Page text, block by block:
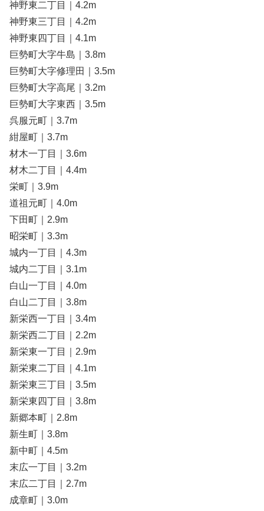
神野東二丁目｜4.2m
神野東三丁目｜4.2m
神野東四丁目｜4.1m
巨勢町大字牛島｜3.8m
巨勢町大字修理田｜3.5m
巨勢町大字高尾｜3.2m
巨勢町大字東西｜3.5m
呉服元町｜3.7m
紺屋町｜3.7m
材木一丁目｜3.6m
材木二丁目｜4.4m
栄町｜3.9m
道祖元町｜4.0m
下田町｜2.9m
昭栄町｜3.3m
城内一丁目｜4.3m
城内二丁目｜3.1m
白山一丁目｜4.0m
白山二丁目｜3.8m
新栄西一丁目｜3.4m
新栄西二丁目｜2.2m
新栄東一丁目｜2.9m
新栄東二丁目｜4.1m
新栄東三丁目｜3.5m
新栄東四丁目｜3.8m
新郷本町｜2.8m
新生町｜3.8m
新中町｜4.5m
末広一丁目｜3.2m
末広二丁目｜2.7m
成章町｜3.0m